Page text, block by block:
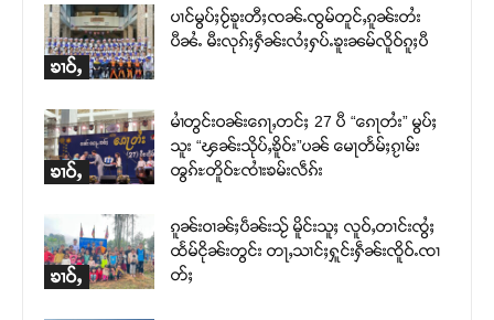
ၶၢဝ်ႇ
ပၢင်မွပ်ႈဝႂ်ၶူးတီႈၸၼ်ႉၸွမ်တူင်ႇၵူၼ်းတႆး
ပီၼႆႉ မီးလုၵ်ႈႁဵၼ်းလႆႈႁပ်ႉၶူးၼမ်လိူဝ်ၵူႈပီ
ၶၢဝ်ႇ
မၢႆတွင်းဝၼ်းၵေႃႇတင်ႈ 27 ပီ “ၵေႃတႆး” မွပ်ႈ
သူး “ၾၼ်းသိုပ်ႇၶိူဝ်း”ပၼ် မေႃတႅမ်ႈၵႂၢမ်း
ၻွၵ်ႊတိူဝ်ႊၸၢႆးၶမ်းလဵၵ်း
ၶၢဝ်ႇ
ၵူၼ်းဝၢၼ်ႈပဵၼ်းသႂ် မိူင်းသူႈ လူဝ်ႇတၢင်းၸွႆႈ
ထႅမ်ငိုၼ်းတွင်း တႃႇသၢင်ႈႁူင်းႁဵၼ်းၸိူဝ်ႉၸၢ
တ်ႈ